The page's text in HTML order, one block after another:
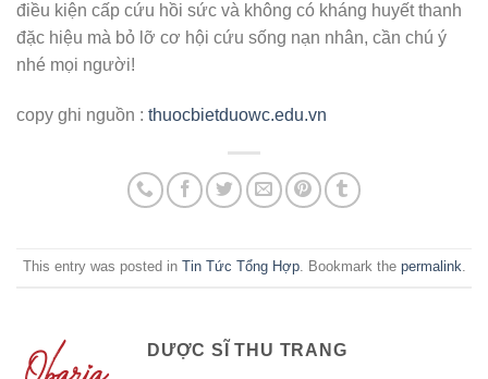
điều kiện cấp cứu hồi sức và không có kháng huyết thanh
đặc hiệu mà bỏ lỡ cơ hội cứu sống nạn nhân, cần chú ý
nhé mọi người!
copy ghi nguồn : thuocbietduowc.edu.vn
This entry was posted in Tin Tức Tổng Hợp. Bookmark the permalink.
DƯỢC SĨ THU TRANG